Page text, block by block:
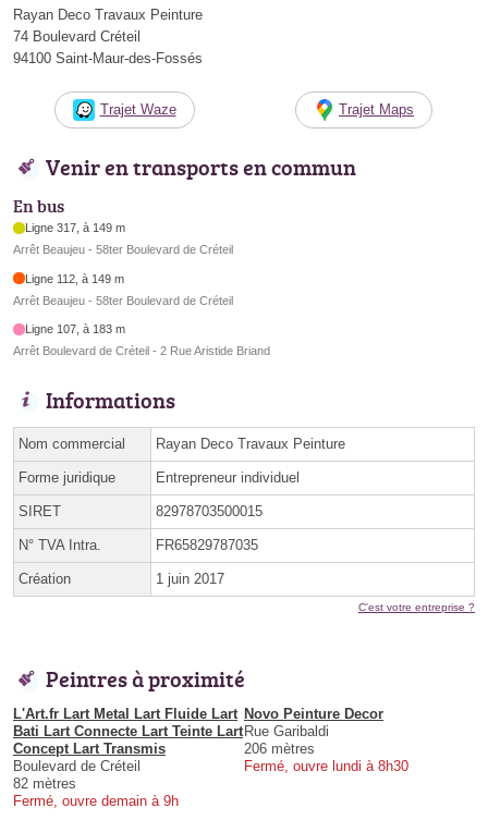
Rayan Deco Travaux Peinture
74 Boulevard Créteil
94100 Saint-Maur-des-Fossés
Trajet Waze Trajet Maps
Venir en transports en commun
En bus
Ligne 317, à 149 m
Arrêt Beaujeu - 58ter Boulevard de Créteil
Ligne 112, à 149 m
Arrêt Beaujeu - 58ter Boulevard de Créteil
Ligne 107, à 183 m
Arrêt Boulevard de Créteil - 2 Rue Aristide Briand
Informations
Nom commercial Rayan Deco Travaux Peinture
Forme juridique Entrepreneur individuel
SIRET 82978703500015
N° TVA Intra. FR65829787035
Création 1 juin 2017
C'est votre entreprise ?
Peintres à proximité
L'Art.fr Lart Metal Lart Fluide Lart
Bati Lart Connecte Lart Teinte Lart
Concept Lart Transmis
Boulevard de Créteil
82 mètres
Fermé, ouvre demain à 9h
Novo Peinture Decor
Rue Garibaldi
206 mètres
Fermé, ouvre lundi à 8h30